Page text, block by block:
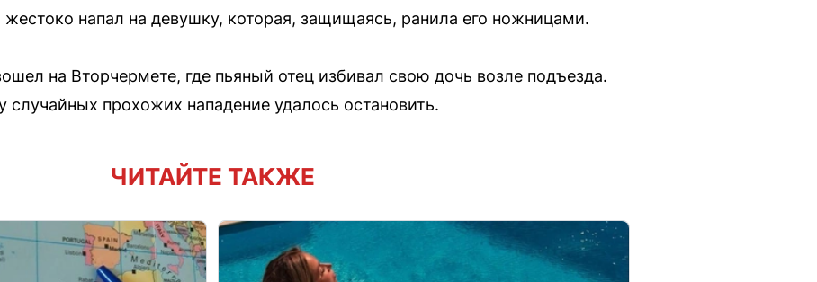
напал на девушку, которая, защищаясь, ранила его ножницами.
на Вторчермете, где пьяный отец избивал свою дочь возле подъезда.
случайных прохожих нападение удалось остановить.
ЧИТАЙТЕ ТАКЖЕ